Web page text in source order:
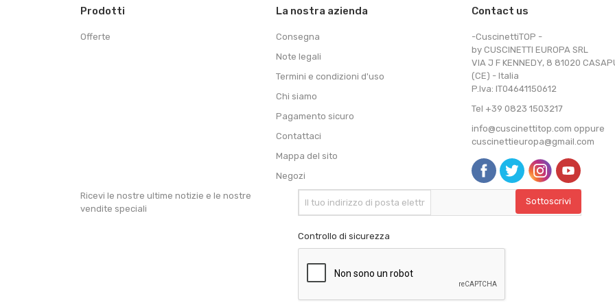
Prodotti
Offerte
La nostra azienda
Consegna
Note legali
Termini e condizioni d'uso
Chi siamo
Pagamento sicuro
Contattaci
Mappa del sito
Negozi
Contact us
-CuscinettiTOP -
by CUSCINETTI EUROPA SRL
VIA J F KENNEDY, 8 81020
(CE) - Italia
P.Iva: IT04641150612
Tel +39 0823 1503217
info@cuscinettitop.com oppure
cuscinettieuropa@gmail.com
Ricevi le nostre ultime notizie e le nostre
vendite speciali
Controllo di sicurezza